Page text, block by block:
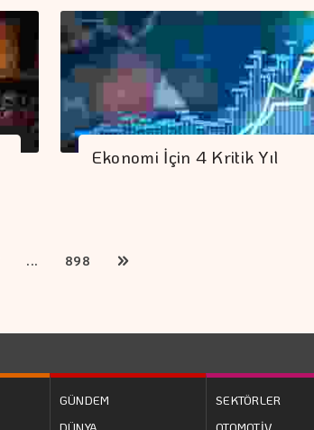
Ekonomi İçin 4 Kritik Yıl
... 898
GÜNDEM
DÜNYA
SEKTÖRLER
OTOMOTİV